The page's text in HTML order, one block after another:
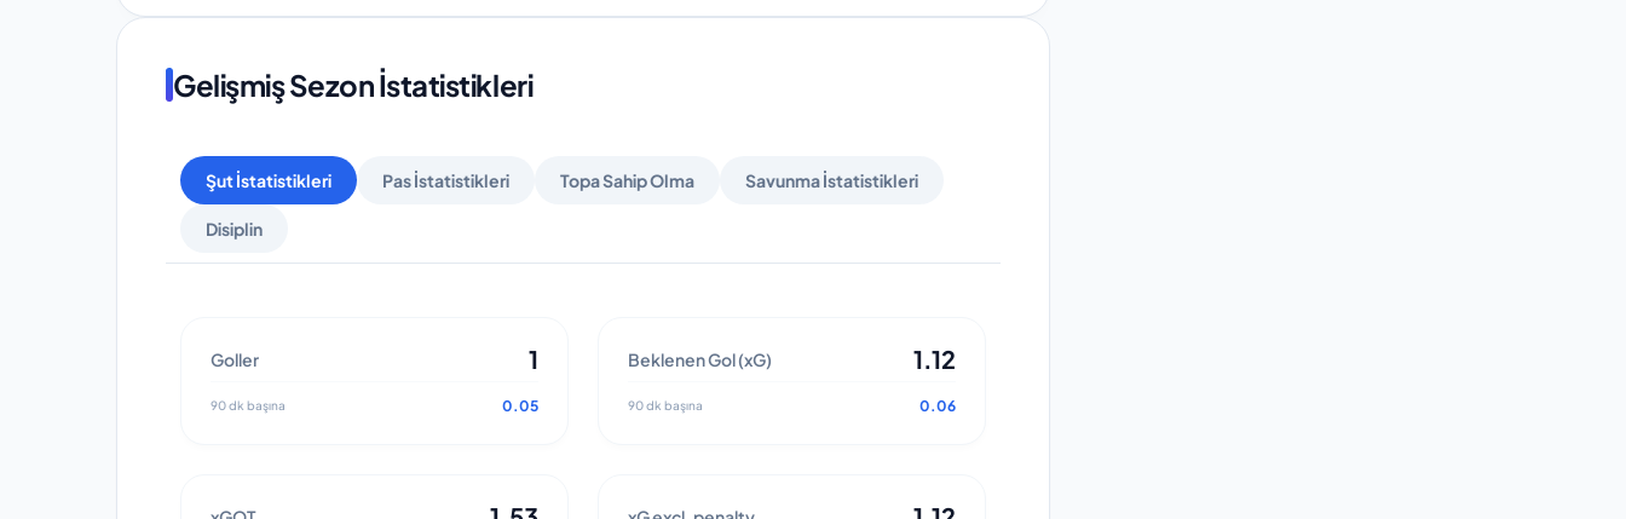
Gelişmiş Sezon İstatistikleri
Şut İstatistikleri Pas İstatistikleri Topa Sahip Olma Savunma İstatistikleri
Disiplin
Goller 1
90 dk başına 0.05
Beklenen Gol (xG) 1.12
90 dk başına 0.06